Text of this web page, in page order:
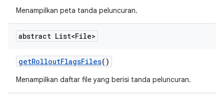
Menampilkan peta tanda peluncuran.
abstract List<File>
getRolloutFlagsFiles()
Menampilkan daftar file yang berisi tanda peluncuran.